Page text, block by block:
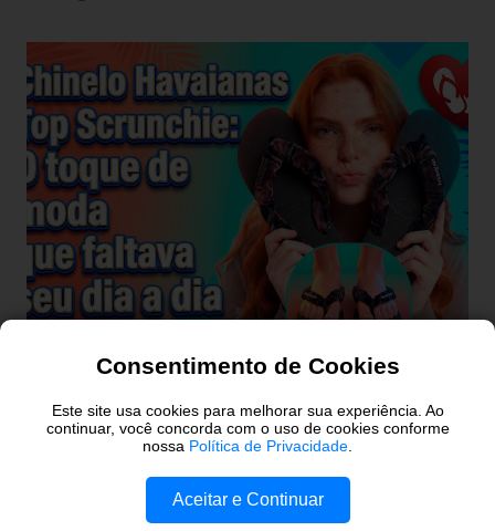
Chinelo Havaianas Top
Scrunchie: O guia completo de
estilo, conforto e tendência para
Consentimento de Cookies
Este site usa cookies para melhorar sua experiência. Ao
continuar, você concorda com o uso de cookies conforme
nossa Política de Privacidade
Aceitar e Continuar